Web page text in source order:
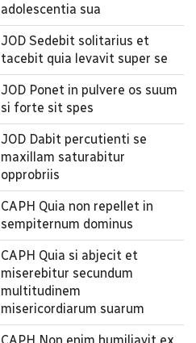
adolescentia sua
JOD Sedebit solitarius et
tacebit quia levavit super se
JOD Ponet in pulvere os suum
si forte sit spes
JOD Dabit percutienti se
maxillam saturabitur
opprobriis
CAPH Quia non repellet in
sempiternum dominus
CAPH Quia si abjecit et
miserebitur secundum
multitudinem
misericordiarum suarum